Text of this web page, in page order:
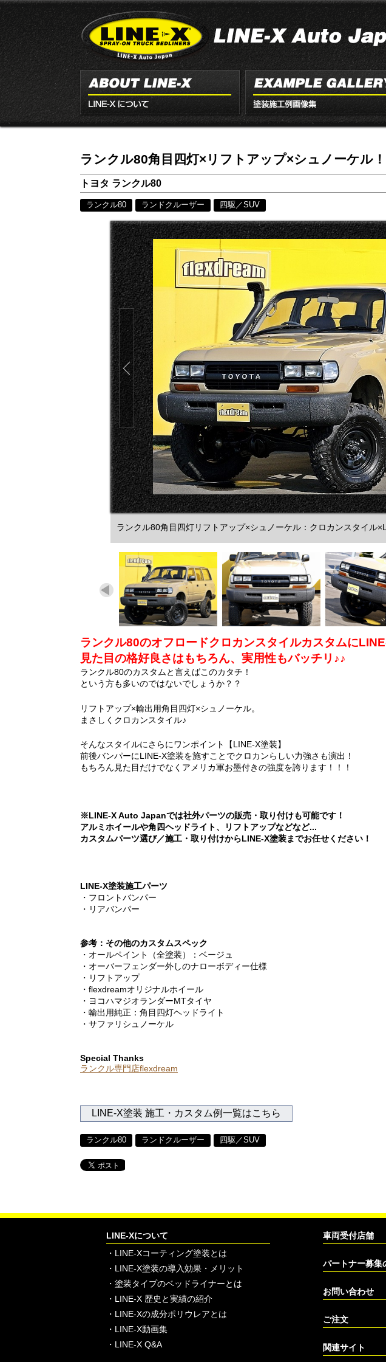
ランクル80角目四灯×リフトアップ×シュノーケル
トヨタ ランクル80
ランクル80 ランドクルーザー 四駆／SUV
ランクル80角目四灯リフトアップ×シュノーケル：クロカンスタイル
ランクル80のオフロードクロカンスタイルカスタムに
見た目の格好良さはもちろん、実用性もバッチリ♪♪
ランクル80のカスタムと言えばこのカタチ！
という方も多いのではないでしょうか？？
リフトアップ×輸出用角目四灯×シュノーケル。
まさしくクロカンスタイル♪
そんなスタイルにさらにワンポイント【LINE-X塗装】
前後バンパーにLINE-X塗装を施すことでクロカンらしい力強さも演出！
もちろん見た目だけでなくアメリカ軍お墨付きの強度を誇ります！！！
※LINE-X Auto Japanでは社外パーツの販売・取り付けも可能です！
アルミホイールや角四ヘッドライト、リフトアップなどなど...
カスタムパーツ選び／施工・取り付けからLINE-X塗装までお任せください！
LINE-X塗装施工パーツ
・フロントバンパー
・リアバンパー
参考：その他のカスタムスペック
・オールペイント（全塗装）：ベージュ
・オーバーフェンダー外しのナローボディー仕様
・リフトアップ
・flexdreamオリジナルホイール
・ヨコハマジオランダーMTタイヤ
・輸出用純正：角目四灯ヘッドライト
・サファリシュノーケル
Special Thanks
ランクル専門店flexdream
LINE-X塗装 施工・カスタム例一覧はこちら
ランクル80 ランドクルーザー 四駆／SUV
LINE-Xについて
・ LINE-Xコーティング塗装とは
・ LINE-X塗装の導入効果・メリット
・塗装タイプのベッドライナーとは
・ LINE-X 歴史と実績の紹介
・ LINE-Xの成分ポリウレアとは
・ LINE-X動画集
・ LINE-X Q&A
車両受付店舗
パートナー募集
お問い合わせ
ご注文
関連サイト